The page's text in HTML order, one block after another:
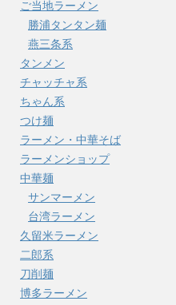
ご当地ラーメン
勝浦タンタン麺
燕三条系
タンメン
チャッチャ系
ちゃん系
つけ麺
ラーメン・中華そば
ラーメンショップ
中華麺
サンマーメン
台湾ラーメン
久留米ラーメン
二郎系
刀削麺
博多ラーメン